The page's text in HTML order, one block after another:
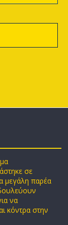
σε
μεγάλη παρέα
να
κόντρα στην